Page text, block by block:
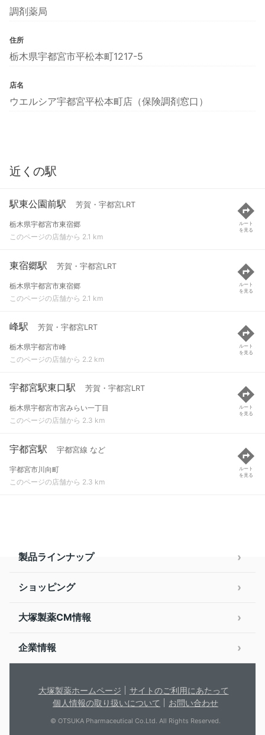
調剤薬局
住所
栃木県宇都宮市平松本町1217-5
店名
ウエルシア宇都宮平松本町店（保険調剤窓口）
近くの駅
駅東公園前駅 芳賀・宇都宮LRT
栃木県宇都宮市東宿郷
このページの店舗から 2.1 km
ルート
を見る
東宿郷駅 芳賀・宇都宮LRT
栃木県宇都宮市東宿郷
このページの店舗から 2.1 km
ルート
を見る
峰駅 芳賀・宇都宮LRT
栃木県宇都宮市峰
このページの店舗から 2.2 km
ルート
を見る
宇都宮駅東口駅 芳賀・宇都宮LRT
栃木県宇都宮市宮みらい一丁目
このページの店舗から 2.3 km
ルート
を見る
宇都宮駅 宇都宮線 など
宇都宮市川向町
このページの店舗から 2.3 km
ルート
を見る
製品ラインナップ
ショッピング
大塚製薬CM情報
企業情報
大塚製薬ホームページ
サイトのご利用にあたって
個人情報の取り扱いについて
お問い合わせ
© OTSUKA Pharmaceutical Co.Ltd. All Rights Reserved.